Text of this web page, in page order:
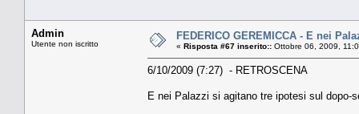
Admin
Utente non iscritto
FEDERICO GEREMICCA - E nei
« Risposta #67 inserito:: Ottobre 06, 2009,
6/10/2009 (7:27) - RETROSCENA
E nei Palazzi si agitano tre ipotesi sul dopo-